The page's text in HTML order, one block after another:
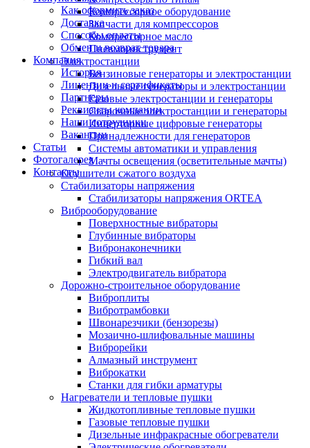
Как оформить заказ
Доставка
Способы оплаты
Обмен и возврат товара
Компания
История
Лицензии и сертификаты
Партнеры
Реквизиты компании
Наши сотрудники
Вакансии
Статьи
Фотогалерея
Контакты
Компрессорное оборудование
Запчасти для компрессоров
Компрессорное масло
Пневмоинструмент
Электростанции
Бензиновые генераторы и электростанции
Дизельные генераторы и электростанции
Газовые электростанции и генераторы
Сварочные электростанции и генераторы
Инверторные цифровые генераторы
Принадлежности для генераторов
Системы автоматики и управления
Мачты освещения (осветительные мачты)
Осушители сжатого воздуха
Cтабилизаторы напряжения
Стабилизаторы напряжения ORTEA
Виброоборудование
Поверхностные вибраторы
Глубинные вибраторы
Вибронаконечники
Гибкий вал
Электродвигатель вибратора
Дорожно-строительное оборудование
Виброплиты
Вибротрамбовки
Швонарезчики (бензорезы)
Мозаично-шлифовальные машины
Виброрейки
Алмазный инструмент
Виброкатки
Станки для гибки арматуры
Нагреватели и тепловые пушки
Жидкотопливные тепловые пушки
Газовые тепловые пушки
Дизельные инфракрасные обогреватели